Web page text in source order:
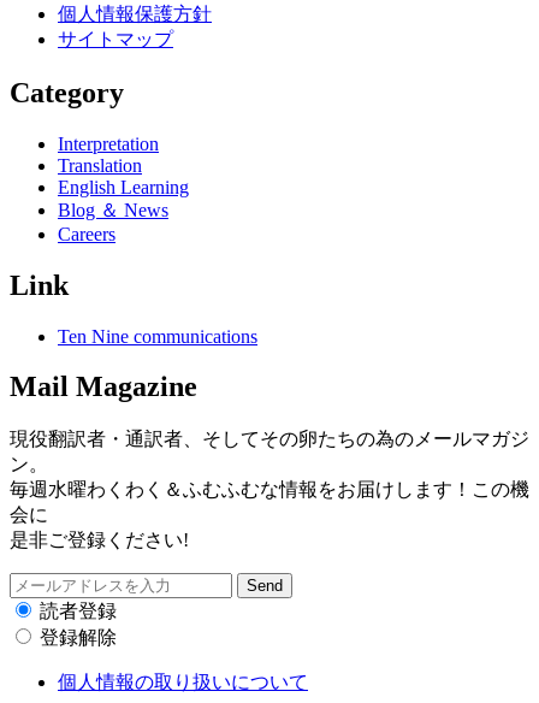
個人情報保護方針
サイトマップ
Category
Interpretation
Translation
English Learning
Blog ＆ News
Careers
Link
Ten Nine communications
Mail Magazine
現役翻訳者・通訳者、そしてその卵たちの為のメールマガジ
ン。
毎週水曜わくわく＆ふむふむな情報をお届けします！この機
会に
是非ご登録ください!
読者登録
登録解除
個人情報の取り扱いについて